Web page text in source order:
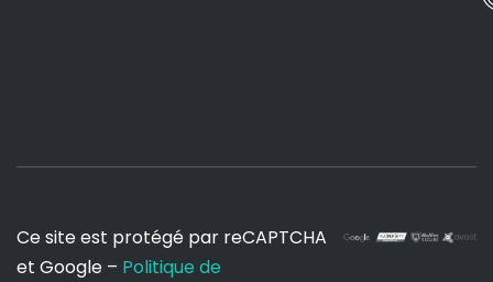
Ce site est protégé par reCAPTCHA
et Google – Politique de